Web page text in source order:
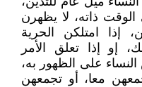
ذاته، لا يظهرن
إذا امتلكن الحرية
إو إذا تعلق الأمر
على الظهور به،
معا، أو تجمعهن